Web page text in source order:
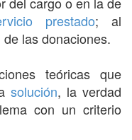
prestado; al
de las donaciones.
teóricas que
solución, la verdad
con un criterio